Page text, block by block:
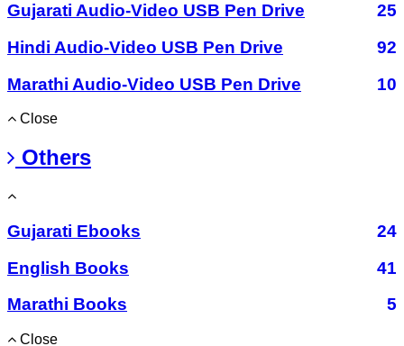
Gujarati Audio-Video USB Pen Drive
25
Hindi Audio-Video USB Pen Drive
92
Marathi Audio-Video USB Pen Drive
10
Close
Others
Gujarati Ebooks
24
English Books
41
Marathi Books
5
Close